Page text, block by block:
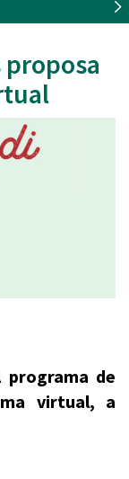
programa de
virtual, a